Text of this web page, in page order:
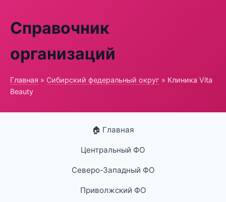
Справочник
организаций
Главная » Сибирский федеральный округ » Клиника Vita
Beauty
🏠 Главная
Центральный ФО
Северо-Западный ФО
Приволжский ФО